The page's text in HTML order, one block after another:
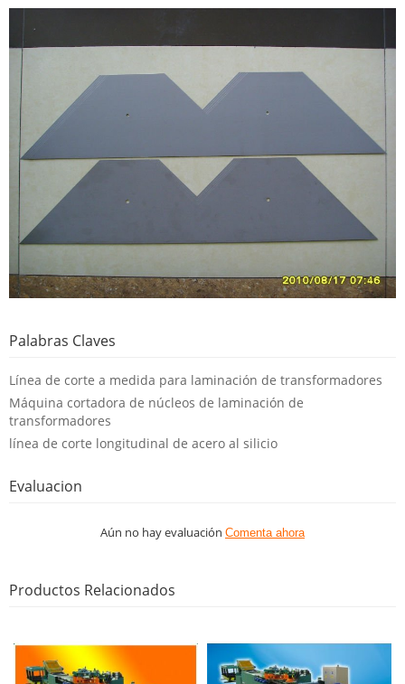
Palabras Claves
Línea de corte a medida para laminación de transformadores
Máquina cortadora de núcleos de laminación de
transformadores
línea de corte longitudinal de acero al silicio
Evaluacion
Aún no hay evaluación Comenta ahora
Productos Relacionados